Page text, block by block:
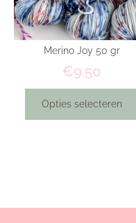
Merino Joy 50 gr
€9.50
Opties selecteren